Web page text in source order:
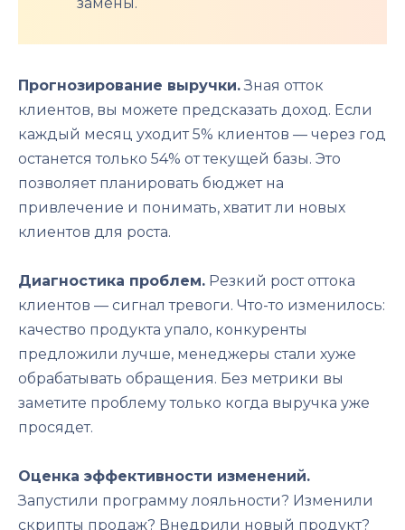
Прогнозирование выручки.Зная отток
клиентов, вы можете предсказать доход. Если
каждый месяц уходит 5% клиентов — через год
останется только 54% от текущей базы. Это
позволяет планировать бюджет на
привлечение и понимать, хватит ли новых
клиентов для роста.
Диагностика проблем. Резкий рост оттока
клиентов — сигнал тревоги. Что-то изменилось:
качество продукта упало, конкуренты
предложили лучше, менеджеры стали хуже
обрабатывать обращения. Без метрики вы
заметите проблему только когда выручка уже
просядет.
Оценка эффективности изменений.
Запустили программу лояльности? Изменили
скрипты продаж? Внедрили новый продукт?